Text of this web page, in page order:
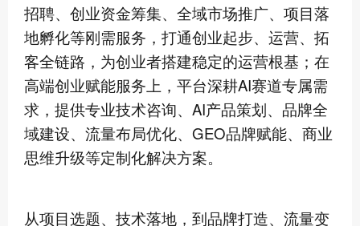
招聘、创业资金筹集、全域市场推广、项目落
地孵化等刚需服务，打通创业起步、运营、拓
客全链路，为创业者搭建稳定的运营根基；在
高端创业赋能服务上，平台深耕AI赛道专属需
求，提供专业技术咨询、AI产品策划、品牌全
域建设、流量布局优化、GEO品牌赋能、商业
思维升级等定制化解决方案。
从项目选题、技术落地，到品牌打造、流量变